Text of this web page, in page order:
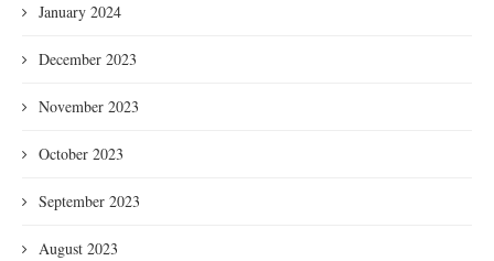
January 2024
December 2023
November 2023
October 2023
September 2023
August 2023